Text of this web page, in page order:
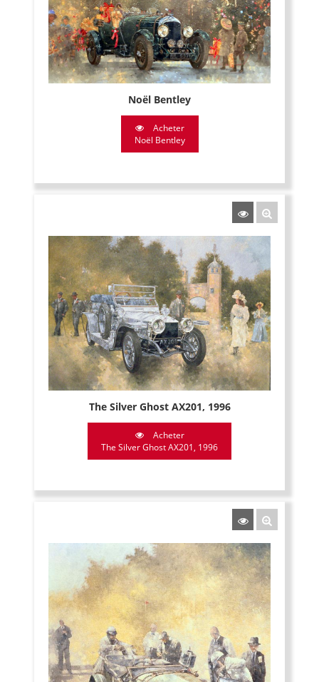
Noël Bentley
Acheter
Noël Bentley
The Silver Ghost AX201, 1996
Acheter
The Silver Ghost AX201, 1996